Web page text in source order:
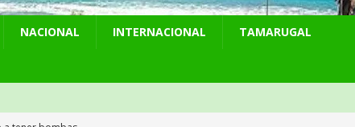
NACIONAL INTERNACIONAL TAMARUGAL